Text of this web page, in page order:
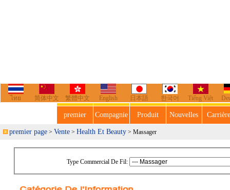
ไทย 简体中文 繁體中文 English 日本語 한국어 Tiếng Việt
premier Compagnie Produit Nouvelles
premier page > Vente > Health Et Beauty > Massager
Type Commercial De Fil: